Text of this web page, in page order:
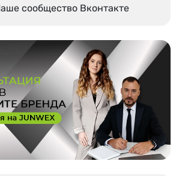
сообщество Вконтакте